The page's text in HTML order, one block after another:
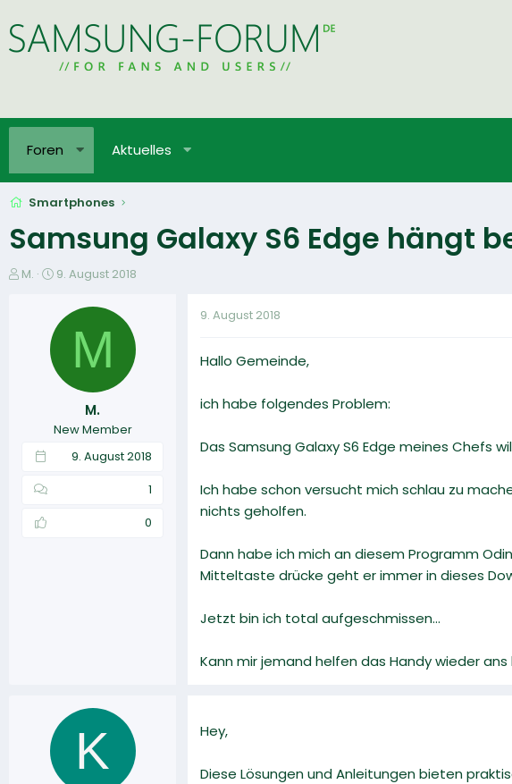
Foren Aktuelles
Smartphones
Samsung Galaxy S6 Edge hängt
E
M.
E
t
l
m
9. August 2018
M
M.
New Member
9. August 2018
1
0
9. August 2018
Hallo Gemeinde,
ich habe folgendes Problem:
Das Samsung Galaxy S6 Edge meines Chefs
Ich habe schon versucht mich schlau zu
nichts geholfen.
Dann habe ich mich an diesem Programm
Mitteltaste drücke geht er immer in dieses
Jetzt bin ich total aufgeschmissen...
Kann mir jemand helfen das Handy wieder
K Hey,
Diese Lösungen und Anleitungen bieten